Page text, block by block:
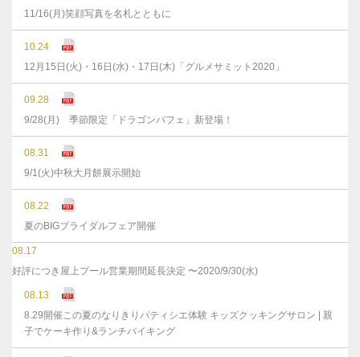
11/16(月)笑顔写真を名札とともに
10.24
12月15日(火)・16日(水)・17日(木)「グルメサミット2020」
09.28
9/28(月) 季節限定「ドラゴンパフェ」新登場！
08.31
9/1(火)中秋大月餅展示開始
08.22
夏のBIGブライダルフェア開催
08.17
好評につき屋上プール営業期間延長決定 〜2020/9/30(水)
08.13
8.29開催この夏のなりきりパティシエ体験 キッズクッキングサロン | 親
子でケーキ作り&ランチバイキング